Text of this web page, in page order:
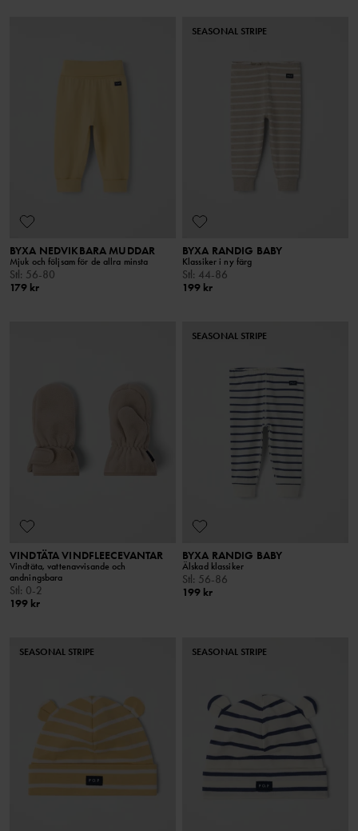
BYXA NEDVIKBARA MUDDAR
Mjuk och följsam för de allra minsta
Stl: 56-80
179 kr
SEASONAL STRIPE
BYXA RANDIG BABY
Klassiker i ny färg
Stl: 44-86
199 kr
VINDTÄTA VINDFLEECEVANTAR
Vindtäta, vattenavvisande och
andningsbara
Stl: 0-2
199 kr
SEASONAL STRIPE
BYXA RANDIG BABY
Älskad klassiker
Stl: 56-86
199 kr
SEASONAL STRIPE SEASONAL STRIPE